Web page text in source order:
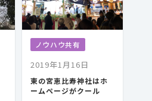
ノウハウ共有
2019年1月16日
東の宮恵比寿神社はホ
ームページがクール